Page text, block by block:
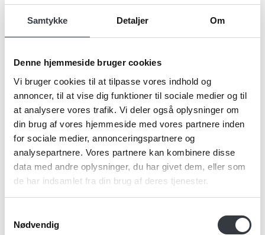
Samtykke Detaljer Om
Denne hjemmeside bruger cookies
Vi bruger cookies til at tilpasse vores indhold og
annoncer, til at vise dig funktioner til sociale medier og til
at analysere vores trafik. Vi deler også oplysninger om
din brug af vores hjemmeside med vores partnere inden
for sociale medier, annonceringspartnere og
analysepartnere. Vores partnere kan kombinere disse
data med andre oplysninger, du har givet dem, eller som
de har indsamlet fra din brug af deres tjenester.
Nødvendig
Navn*
Firma*
Telefonnr.*
Email*